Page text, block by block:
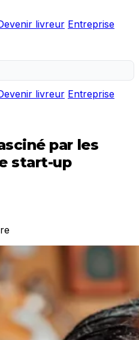
livreur Entreprise
livreur Entreprise
par les
start-up